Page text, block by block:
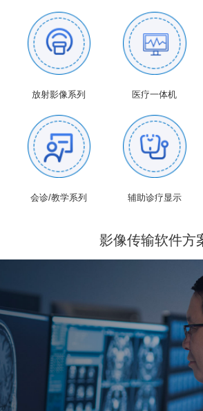
放射影像系列 医疗一体机
会诊/教学系列 辅助诊疗显示
影像传输软件方